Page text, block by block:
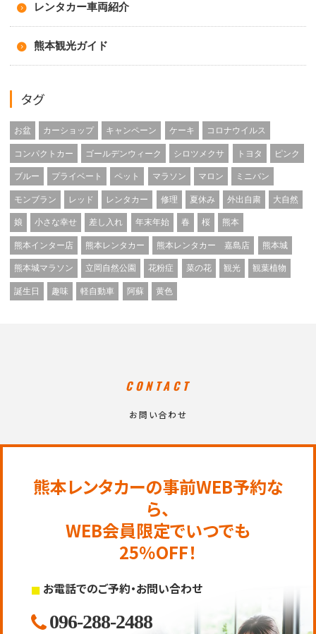
レンタカー車両紹介
熊本観光ガイド
タグ
お盆 カーショップ キャンペーン ケーキ コロナウイルス
コンパクトカー ゴールデンウィーク シロツメクサ トヨタ ピンク
ブルー プライベート ペット マラソン マロン ミニバン
モンブラン レッド レンタカー 修理 夏休み 外出自粛 大自然
娘 小さな幸せ 差し入れ 年末年始 春 桜 熊本
熊本インター店 熊本レンタカー 熊本レンタカー 嘉島店 熊本城
熊本城マラソン 立岡自然公園 花粉症 菜の花 観光 観葉植物
誕生日 趣味 軽自動車 阿蘇 黄色
CONTACT
お問い合わせ
熊本レンタカーの事前WEB予約な
ら、
WEB会員限定でいつでも
25％OFF！
お電話でのご予約・お問い合わせ
096-288-2488